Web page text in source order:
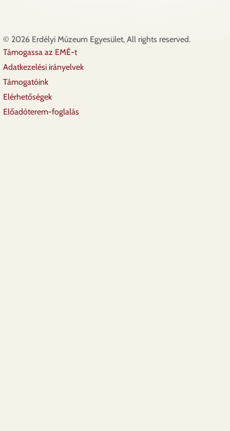
© 2026 Erdélyi Múzeum Egyesület, All rights reserved.
Lábléc
Támogassa az EMÉ-t
Adatkezelési irányelvek
Támogatóink
Elérhetőségek
Előadóterem-foglalás